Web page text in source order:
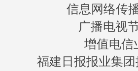
信息网络传
广播电视
增值电信
福建日报报业集